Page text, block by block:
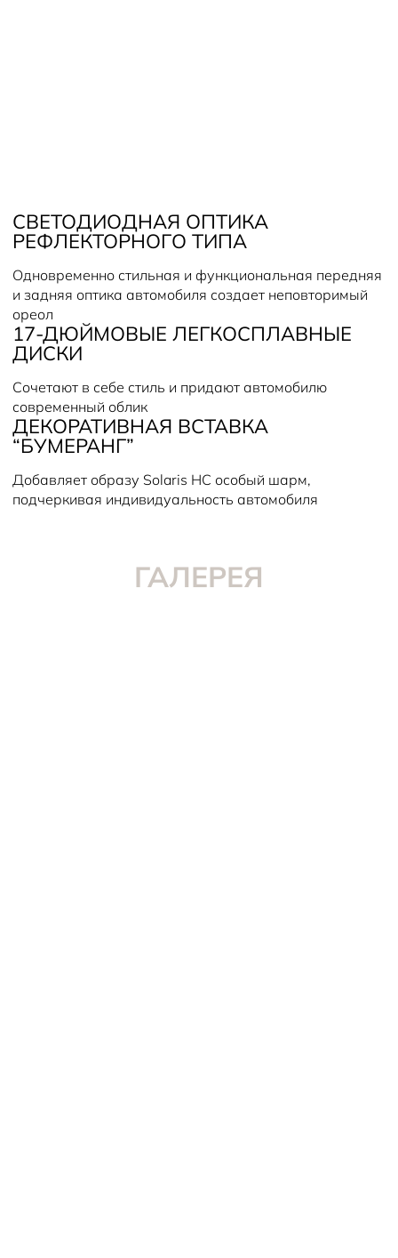
СВЕТОДИОДНАЯ ОПТИКА
РЕФЛЕКТОРНОГО ТИПА
Одновременно стильная и функциональная передняя
и задняя оптика автомобиля создает неповторимый
ореол
17-ДЮЙМОВЫЕ ЛЕГКОСПЛАВНЫЕ
ДИСКИ
Сочетают в себе стиль и придают автомобилю
современный облик
ДЕКОРАТИВНАЯ ВСТАВКА
“БУМЕРАНГ”
Добавляет образу Solaris HC особый шарм,
подчеркивая индивидуальность автомобиля
ГАЛЕРЕЯ